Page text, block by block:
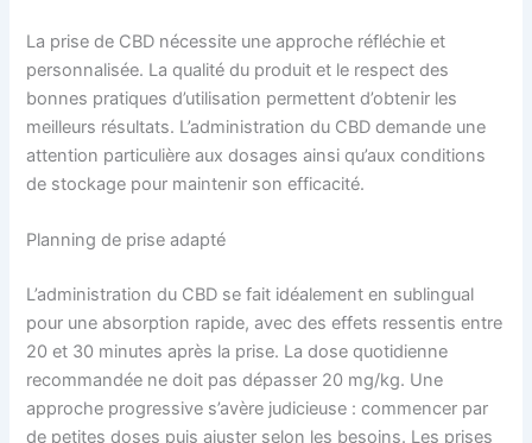
La prise de CBD nécessite une approche réfléchie et
personnalisée. La qualité du produit et le respect des
bonnes pratiques d’utilisation permettent d’obtenir les
meilleurs résultats. L’administration du CBD demande une
attention particulière aux dosages ainsi qu’aux conditions
de stockage pour maintenir son efficacité.
Planning de prise adapté
L’administration du CBD se fait idéalement en sublingual
pour une absorption rapide, avec des effets ressentis entre
20 et 30 minutes après la prise. La dose quotidienne
recommandée ne doit pas dépasser 20 mg/kg. Une
approche progressive s’avère judicieuse : commencer par
de petites doses puis ajuster selon les besoins. Les prises